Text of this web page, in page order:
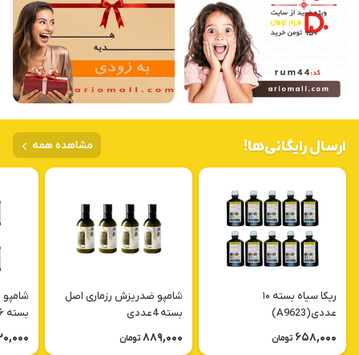
ارسال رایگانی‌ها! مشاهده همه
ریکا سیاه بسته ۱۰
عددی(A9623)
658,000 تومان
شامپو ضدریزش رزماری اصل
بسته 4عددی
889,000 تومان
بسته ۶ عددی